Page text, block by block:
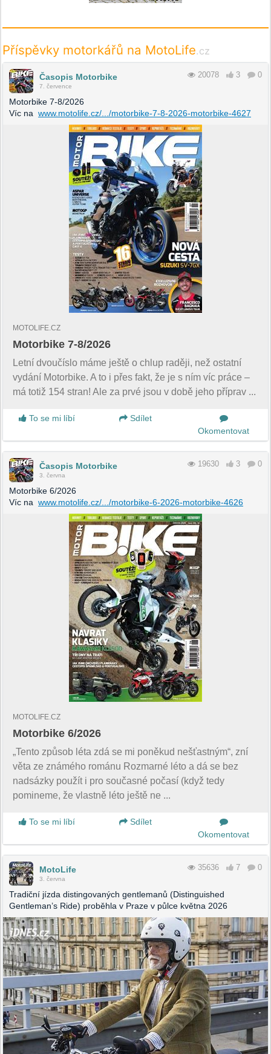
Příspěvky motorkářů na MotoLife.cz
Časopis Motorbike
7. července
20078 3 0
Motorbike 7-8/2026
Víc na www.motolife.cz/.../motorbike-7-8-2026-motorbike-4627
MOTOLIFE.CZ
Motorbike 7-8/2026
Letní dvoučíslo máme ještě o chlup raději, než ostatní
vydání Motorbike. A to i přes fakt, že je s ním víc práce –
má totiž 154 stran! Ale za prvé jsou v době jeho příprav ...
To se mi líbí
Sdílet
Okomentovat
Časopis Motorbike
3. června
19630 3 0
Motorbike 6/2026
Víc na www.motolife.cz/.../motorbike-6-2026-motorbike-4626
MOTOLIFE.CZ
Motorbike 6/2026
„Tento způsob léta zdá se mi poněkud nešťastným“, zní
věta ze známého románu Rozmarné léto a dá se bez
nadsázky použít i pro současné počasí (když tedy
pomineme, že vlastně léto ještě ne ...
To se mi líbí
Sdílet
Okomentovat
MotoLife
3. června
35636 7 0
Tradiční jízda distingovaných gentlemanů (Distinguished
Gentleman’s Ride) proběhla v Praze v půlce května 2026